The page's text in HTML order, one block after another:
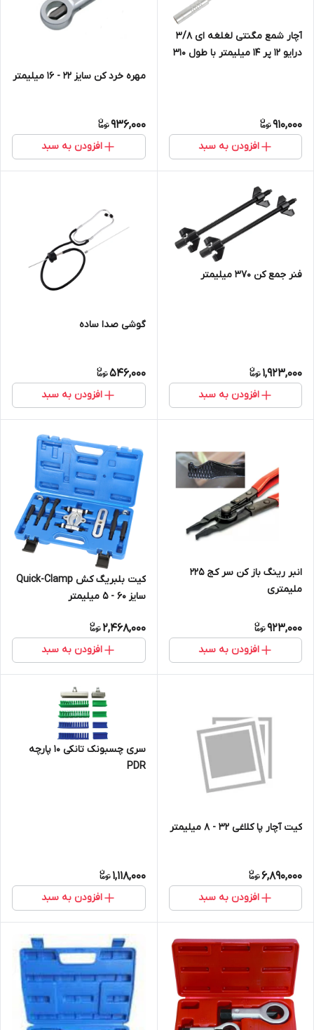
آچار شمع مگنتی لغلغه ای 3/8
درایو 12 پر 14 میلیمتر با طول 310
910,000
افزودن به سبد
مهره خرد کن سایز 22 - 16 میلیمتر
936,000
افزودن به سبد
فنر جمع کن 370 میلیمتر
1,923,000
افزودن به سبد
گوشی صدا ساده
546,000
افزودن به سبد
انبر رینگ باز کن سر کج 225
ملیمتری
923,000
افزودن به سبد
کیت بلبریگ کش Quick-Clamp
سایز 60 - 5 میلیمتر
2,468,000
افزودن به سبد
کیت آچار پا کلاغی 32 - 8 میلیمتر
6,890,000
افزودن به سبد
سری چسبونک تانکی 10 پارچه
PDR
1,118,000
افزودن به سبد